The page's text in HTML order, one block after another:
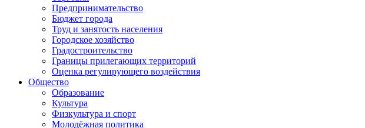
Предпринимательство
Бюджет города
Труд и занятость населения
Городское хозяйство
Градостроительство
Границы прилегающих территорий
Оценка регулирующего воздействия
Общество
Образование
Культура
Физкультура и спорт
Молодёжная политика